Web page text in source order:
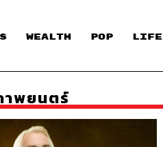
WEALTH POP LIFE
าพยนตร์